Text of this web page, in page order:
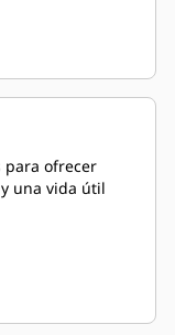
para ofrecer
una vida útil